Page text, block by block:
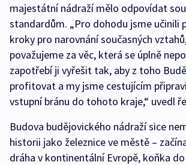
majestátní nádraží mělo odpovídat
standardům. „Pro dohodu jsme učinili
kroky pro narovnání současných
považujeme za věc, která se úplně
zapotřebí ji vyřešit tak, aby z toho
profitovat a my jsme cestujícím
vstupní bránu do tohoto kraje,“ uvedl
Budova budějovického nádraží sice
historii jako železnice ve městě –
dráha v kontinentální Evropě, koňka